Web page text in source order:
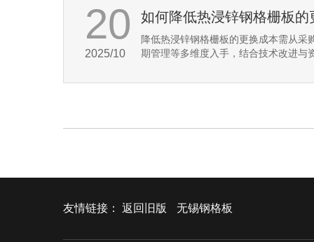
20
2025/10
如何降低热浸锌钢格栅板的
降低热浸锌钢格栅板的更换成本需从采
期管理等多维度入手，结合技术改进
友情链接： 返回旧版 无锡钢格板